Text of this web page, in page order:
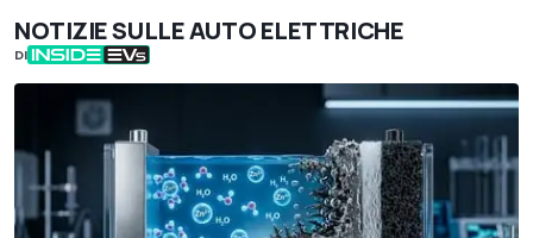
NOTIZIE SULLE AUTO ELETTRICHE
DI